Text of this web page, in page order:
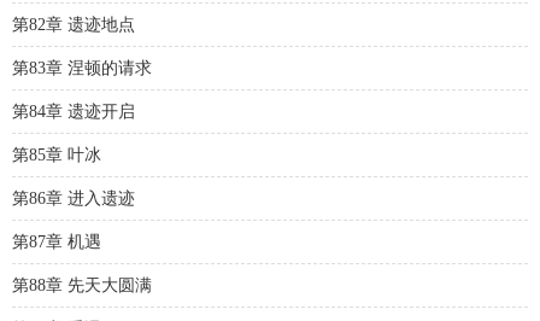
第82章 遗迹地点
第83章 涅顿的请求
第84章 遗迹开启
第85章 叶冰
第86章 进入遗迹
第87章 机遇
第88章 先天大圆满